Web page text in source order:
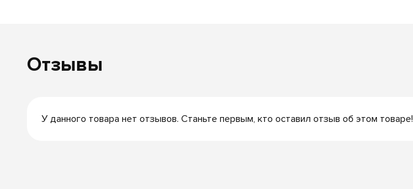
Отзывы
У данного товара нет отзывов. Станьте первым, кто оставил отзыв об этом товаре!